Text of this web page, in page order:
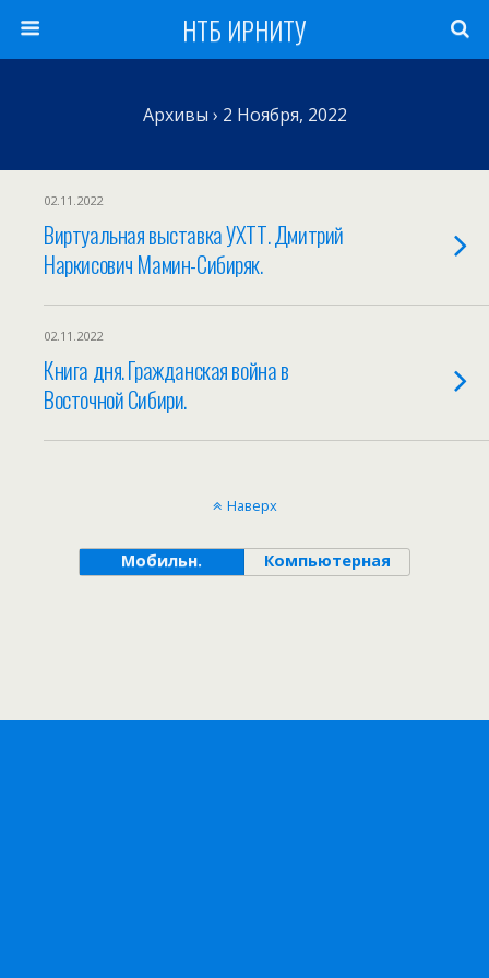
НТБ ИРНИТУ
Архивы › 2 Ноября, 2022
02.11.2022
Виртуальная выставка УХТТ. Дмитрий
Наркисович Мамин-Сибиряк.
02.11.2022
Книга дня. Гражданская война в
Восточной Сибири.
Наверх
Мобильн. Компьютерная